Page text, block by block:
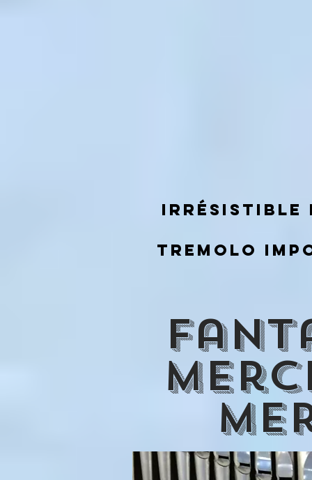
irrésistible
tremolo